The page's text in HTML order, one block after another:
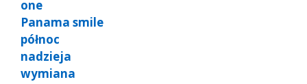
one
Panama smile
północ
nadzieja
wymiana